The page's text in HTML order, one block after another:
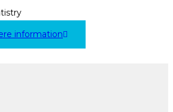
information